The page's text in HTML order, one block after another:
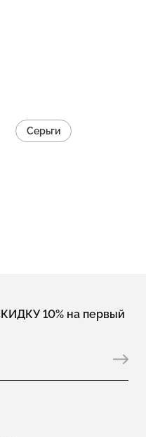
Серьги
10% на первый